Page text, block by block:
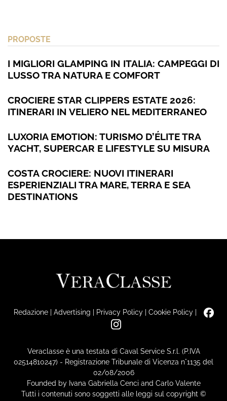
PROPOSTE
I MIGLIORI GLAMPING IN ITALIA: CAMPEGGI DI
LUSSO TRA NATURA E COMFORT
CROCIERE STAR CLIPPERS ESTATE 2026:
ITINERARI IN VELIERO NEL MEDITERRANEO
LUXORIA EMOTION: TURISMO D’ÉLITE TRA
YACHT, SUPERCAR E LIFESTYLE SU MISURA
COSTA CROCIERE: NUOVI ITINERARI
ESPERIENZIALI TRA MARE, TERRA E SEA
DESTINATIONS
Redazione| Advertising | Privacy Policy| Cookie Policy|
Veraclasse è una testata di Caval Service S.r.l. (P.IVA
02514810247) - Registrazione Tribunale di Vicenza n°1135 del
02/08/2006
Founded by Ivana Gabriella Cenci and Carlo Valente
Tutti i contenuti sono soggetti alle leggi sul copyright ©